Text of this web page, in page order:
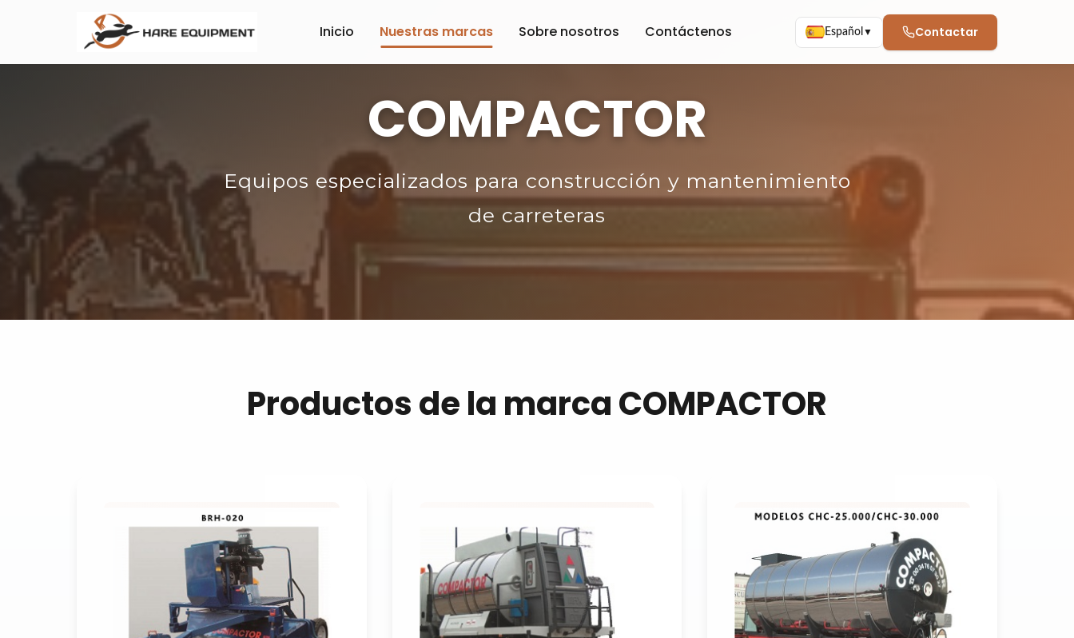
Inicio Nuestras marcas Sobre nosotros Contáctenos Español ▼ Contactar
COMPACTOR
Equipos especializados para construcción y mantenimiento
de carreteras
Productos de la marca COMPACTOR